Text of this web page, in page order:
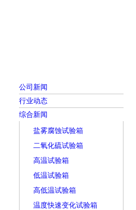
公司新闻
行业动态
综合新闻
盐雾腐蚀试验箱
二氧化硫试验箱
高温试验箱
低温试验箱
高低温试验箱
温度快速变化试验箱